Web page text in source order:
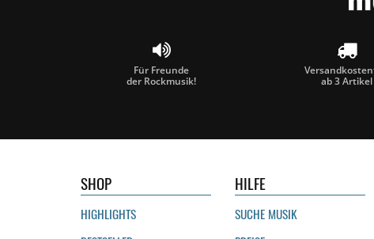
Für Freunde
der Rockmusik!
ab 3 Artikel
SHOP
HIGHLIGHTS
HILFE
SUCHE MUSIK